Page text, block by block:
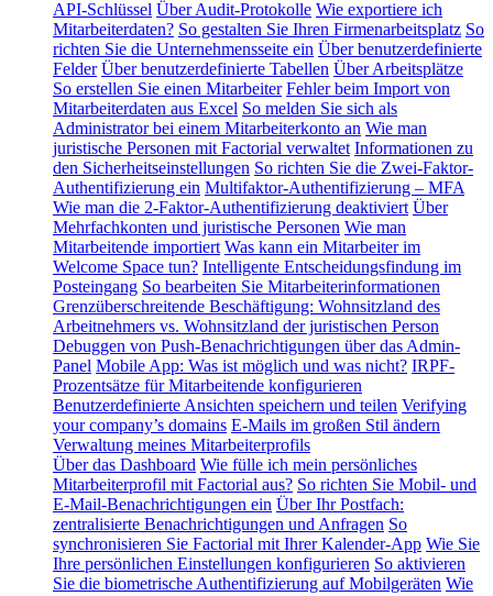
API-Schlüssel Über Audit-Protokolle Wie exportiere ich
Mitarbeiterdaten? So gestalten Sie Ihren Firmenarbeitsplatz So
richten Sie die Unternehmensseite ein Über benutzerdefinierte
Felder Über benutzerdefinierte Tabellen Über Arbeitsplätze
So erstellen Sie einen Mitarbeiter Fehler beim Import von
Mitarbeiterdaten aus Excel So melden Sie sich als
Administrator bei einem Mitarbeiterkonto an Wie man
juristische Personen mit Factorial verwaltet Informationen zu
den Sicherheitseinstellungen So richten Sie die Zwei-Faktor-
Authentifizierung ein Multifaktor-Authentifizierung – MFA
Wie man die 2-Faktor-Authentifizierung deaktiviert Über
Mehrfachkonten und juristische Personen Wie man
Mitarbeitende importiert Was kann ein Mitarbeiter im
Welcome Space tun? Intelligente Entscheidungsfindung im
Posteingang So bearbeiten Sie Mitarbeiterinformationen
Grenzüberschreitende Beschäftigung: Wohnsitzland des
Arbeitnehmers vs. Wohnsitzland der juristischen Person
Debuggen von Push-Benachrichtigungen über das Admin-
Panel Mobile App: Was ist möglich und was nicht? IRPF-
Prozentsätze für Mitarbeitende konfigurieren
Benutzerdefinierte Ansichten speichern und teilen Verifying
your company’s domains E-Mails im großen Stil ändern
Verwaltung meines Mitarbeiterprofils
Über das Dashboard Wie fülle ich mein persönliches
Mitarbeiterprofil mit Factorial aus? So richten Sie Mobil- und
E-Mail-Benachrichtigungen ein Über Ihr Postfach:
zentralisierte Benachrichtigungen und Anfragen So
synchronisieren Sie Factorial mit Ihrer Kalender-App Wie Sie
Ihre persönlichen Einstellungen konfigurieren So aktivieren
Sie die biometrische Authentifizierung auf Mobilgeräten Wie